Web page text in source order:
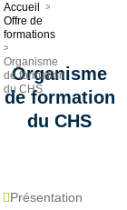
Organisme
de formation
du CHS
Accueil
>
Offre de
formations
>
Organisme
de formation
du CHS
Présentation